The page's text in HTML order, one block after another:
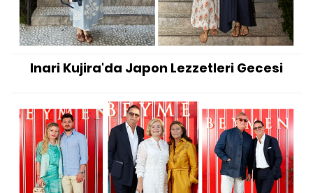
Inari Kujira'da Japon Lezzetleri Gecesi